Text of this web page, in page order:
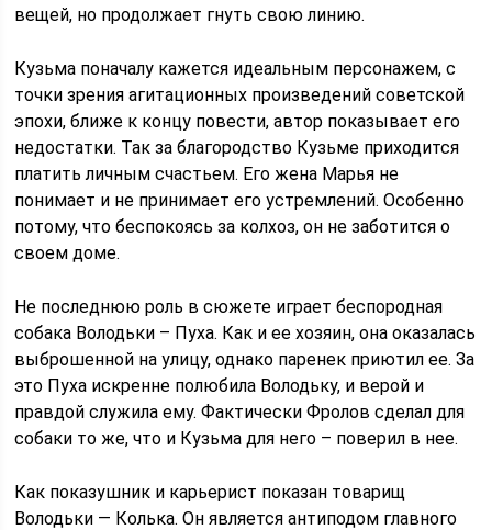
вещей, но продолжает гнуть свою линию.
Кузьма поначалу кажется идеальным персонажем, с
точки зрения агитационных произведений советской
эпохи, ближе к концу повести, автор показывает его
недостатки. Так за благородство Кузьме приходится
платить личным счастьем. Его жена Марья не
понимает и не принимает его устремлений. Особенно
потому, что беспокоясь за колхоз, он не заботится о
своем доме.
Не последнюю роль в сюжете играет беспородная
собака Володьки – Пуха. Как и ее хозяин, она оказалась
выброшенной на улицу, однако паренек приютил ее. За
это Пуха искренне полюбила Володьку, и верой и
правдой служила ему. Фактически Фролов сделал для
собаки то же, что и Кузьма для него – поверил в нее.
Как показушник и карьерист показан товарищ
Володьки — Колька. Он является антиподом главного